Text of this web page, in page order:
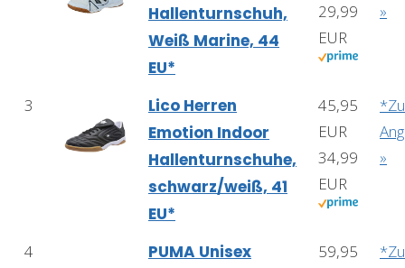
Hallenturnschuh,
Weiß Marine, 44
EU*
29,99
EUR
»
3
Lico Herren
Emotion Indoor
Hallenturnschuhe,
schwarz/weiß, 41
EU*
45,95
EUR
34,99
EUR
»
4
PUMA Unisex
59,95